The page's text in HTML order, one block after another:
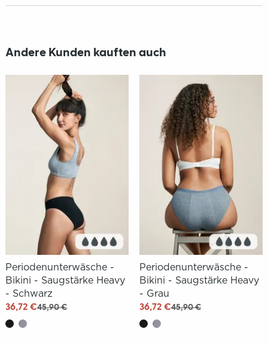
Andere Kunden kauften auch
Periodenunterwäsche -
Bikini - Saugstärke Heavy
- Schwarz
36,72 €45,90 €
Periodenunterwäsche -
Bikini - Saugstärke Heavy
- Grau
36,72 €45,90 €